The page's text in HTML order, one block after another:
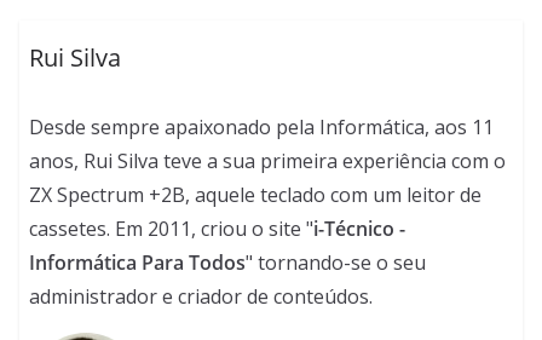
Rui Silva
Desde sempre apaixonado pela Informática, aos 11
anos, Rui Silva teve a sua primeira experiência com o
ZX Spectrum +2B, aquele teclado com um leitor de
cassetes. Em 2011, criou o site "i-Técnico -
Informática Para Todos" tornando-se o seu
administrador e criador de conteúdos.